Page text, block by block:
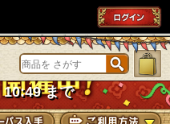
ショップ
まで